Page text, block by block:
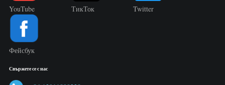
YouTube ТикТок Twitter
Фейсбук
Свържете се с нас